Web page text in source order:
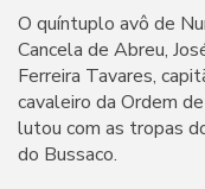
O quíntuplo avô de
Cancela de Abreu,
Ferreira Tavares,
cavaleiro da Ordem
lutou com as tropas
do Bussaco.